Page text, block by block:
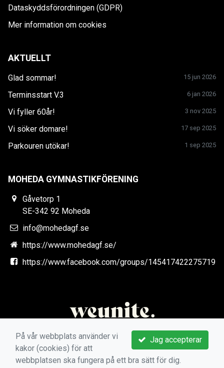
Dataskyddsförordningen (GDPR)
Mer information om cookies
AKTUELLT
Glad sommar! 15 jun 2026
Terminsstart V.3 6 jan 2026
Vi fyller 60år! 3 nov 2025
Vi söker domare! 17 sep 2025
Parkouren utökar! 1 sep 2025
MOHEDA GYMNASTIKFÖRENING
Gåvetorp 1
SE-342 92 Moheda
info@mohedagf.se
https://www.mohedagf.se/
https://www.facebook.com/groups/145417422275719
Jag accepterar
På vår webbplats använder vi
kakor (cookies) för att
webbplatsen ska fungera på ett bra sätt för dig.